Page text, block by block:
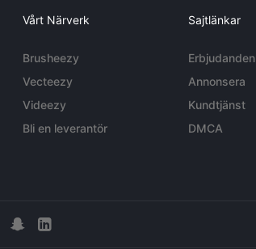
Vårt Närverk
Brusheezy
Vecteezy
Videezy
Bli en leverantör
Sajtlänkar
Erbjudanden
Annonsera
Kundtjänst
DMCA